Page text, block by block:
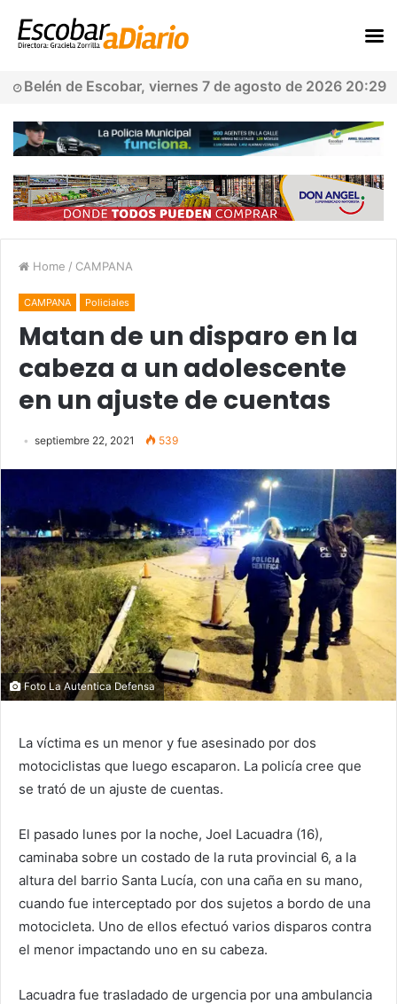
Belén de Escobar, viernes 7 de agosto de 2026 20:29
Home / CAMPANA
CAMPANA Policiales
Matan de un disparo en la
cabeza a un adolescente
en un ajuste de cuentas
septiembre 22, 2021 539
Foto La Autentica Defensa
La víctima es un menor y fue asesinado por dos
motociclistas que luego escaparon. La policía cree que
se trató de un ajuste de cuentas.
El pasado lunes por la noche, Joel Lacuadra (16),
caminaba sobre un costado de la ruta provincial 6, a la
altura del barrio Santa Lucía, con una caña en su mano,
cuando fue interceptado por dos sujetos a bordo de una
motocicleta. Uno de ellos efectuó varios disparos contra
el menor impactando uno en su cabeza.
Lacuadra fue trasladado de urgencia por una ambulancia